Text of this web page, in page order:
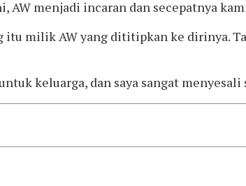
menjadi incaran dan secepatnya
itu milik AW yang dititipkan ke dirinya.
keluarga, dan saya sangat